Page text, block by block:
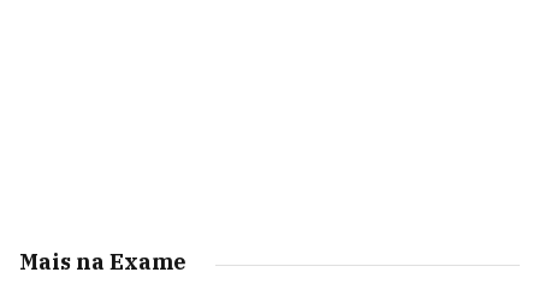
Mais na Exame